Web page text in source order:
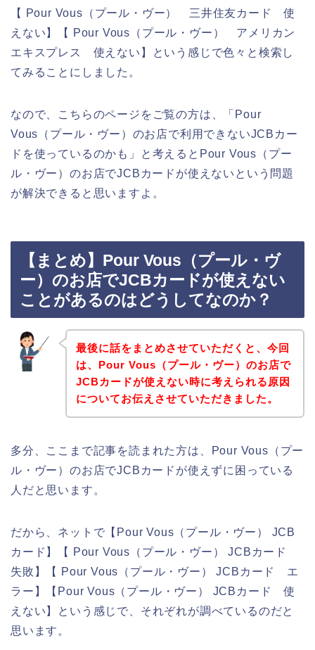
【 Pour Vous（プール・ヴー） 三井住友カード 使
えない】【 Pour Vous（プール・ヴー） アメリカン
エキスプレス 使えない】という感じで色々と検索し
てみることにしました。
なので、こちらのページをご覧の方は、「Pour
Vous（プール・ヴー）のお店で利用できないJCBカー
ドを使っているのかも」と考えるとPour Vous（プー
ル・ヴー）のお店でJCBカードが使えないという問題
が解決できると思いますよ。
【まとめ】Pour Vous（プール・ヴ
ー）のお店でJCBカードが使えない
ことがあるのはどうしてなのか？
最後に話をまとめさせていただくと、今回
は、Pour Vous（プール・ヴー）のお店で
JCBカードが使えない時に考えられる原因
についてお伝えさせていただきました。
多分、ここまで記事を読まれた方は、Pour Vous（プー
ル・ヴー）のお店でJCBカードが使えずに困っている
人だと思います。
だから、ネットで【Pour Vous（プール・ヴー） JCB
カード】【 Pour Vous（プール・ヴー） JCBカード
失敗】【 Pour Vous（プール・ヴー） JCBカード エ
ラー】【Pour Vous（プール・ヴー） JCBカード 使
えない】という感じで、それぞれが調べているのだと
思います。